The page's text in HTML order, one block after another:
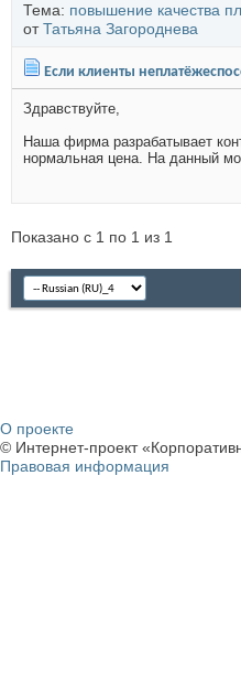
Тема: повышение качества
отТатьяна Загороднева
Если клиенты
Здравствуйте,
Наша фирма разрабатывает
нормальная цена. На данный
Показано с 1 по 1 из 1
О проекте
© Интернет-проект
Правовая информация